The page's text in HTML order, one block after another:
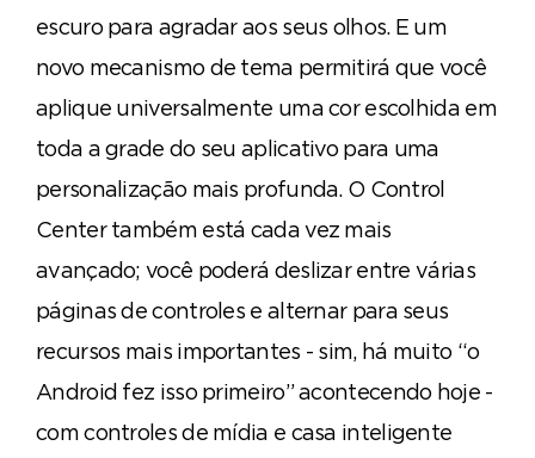
escuro para agradar aos seus olhos. E um
novo mecanismo de tema permitirá que você
aplique universalmente uma cor escolhida em
toda a grade do seu aplicativo para uma
personalização mais profunda. O Control
Center também está cada vez mais
avançado; você poderá deslizar entre várias
páginas de controles e alternar para seus
recursos mais importantes - sim, há muito “o
Android fez isso primeiro” acontecendo hoje -
com controles de mídia e casa inteligente